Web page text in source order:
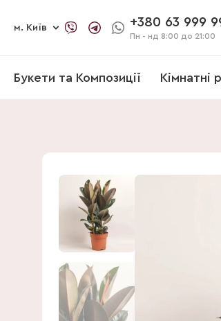
м. Київ +380 63 999
Пн - нд 8:00 до 21:00
Букети та Композиції Кімнатні